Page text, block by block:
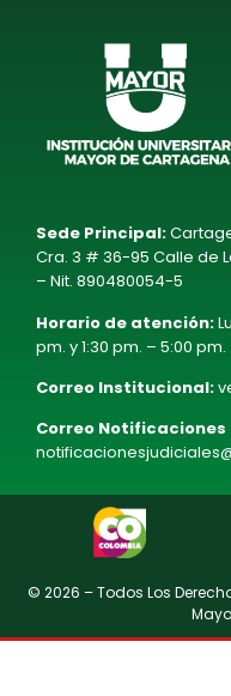
Sede Principal:
Cra. 3 # 36-95 Calle de
– Nit. 890480054-5
Horario de atención:
pm. y 1:30 pm. – 5:00 pm.
Correo Institucional:
Correo
© 2026 – Todos Los